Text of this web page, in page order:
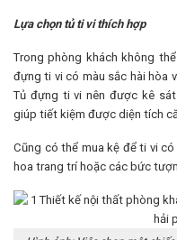
Lựa chọn tủ ti vi thích hợp
Trong phòng khách không
đựng ti vi có màu sắc hài hòa
Tủ đựng ti vi nên được kê
giúp tiết kiệm được diện tích
Cũng có thể mua kệ để ti vi
hoa trang trí hoặc các bức